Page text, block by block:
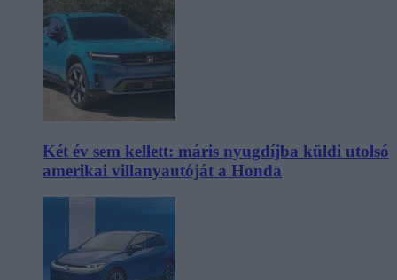
Két év sem kellett: máris nyugdíjba küldi utolsó
amerikai villanyautóját a Honda